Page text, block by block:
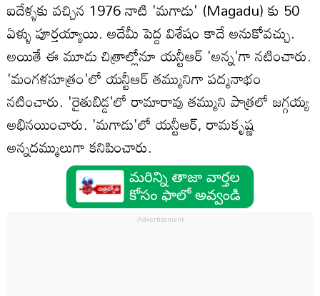
ఐదేళ్ళకు వచ్చిన 1976 నాటి 'మగాడు' (Magadu) కు 50
ఏళ్ళు పూర్తయ్యాయి. అదేమీ పెద్ద విశేషం కాదే అనుకోవచ్చు.
అయితే ఈ మూడు చిత్రాల్లోనూ యన్టీఆర్ 'అన్న'గా నటించారు.
'మంగళసూత్రం'లో యన్టీఆర్ తమ్మునిగా పద్మనాభం
నటించారు. 'రైతుబిడ్డ'లో రామారావు తమ్ముని పాత్రలో జగ్గయ్య
అభినయించారు. 'మగాడు'లో యన్టీఆర్, రామకృష్ణ
అన్నదమ్ములుగా కనిపించారు.